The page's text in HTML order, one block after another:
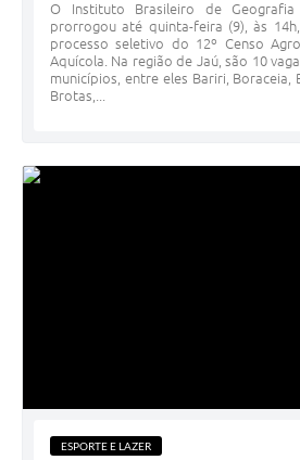
O Instituto Brasileiro de Geografia
prorrogou até quinta-feira (9), às
processo seletivo do 12º Censo
Aquícola. Na região de Jaú, são 10
municípios, entre eles Bariri, Boraceia,
Brotas,...
ESPORTE E LAZER